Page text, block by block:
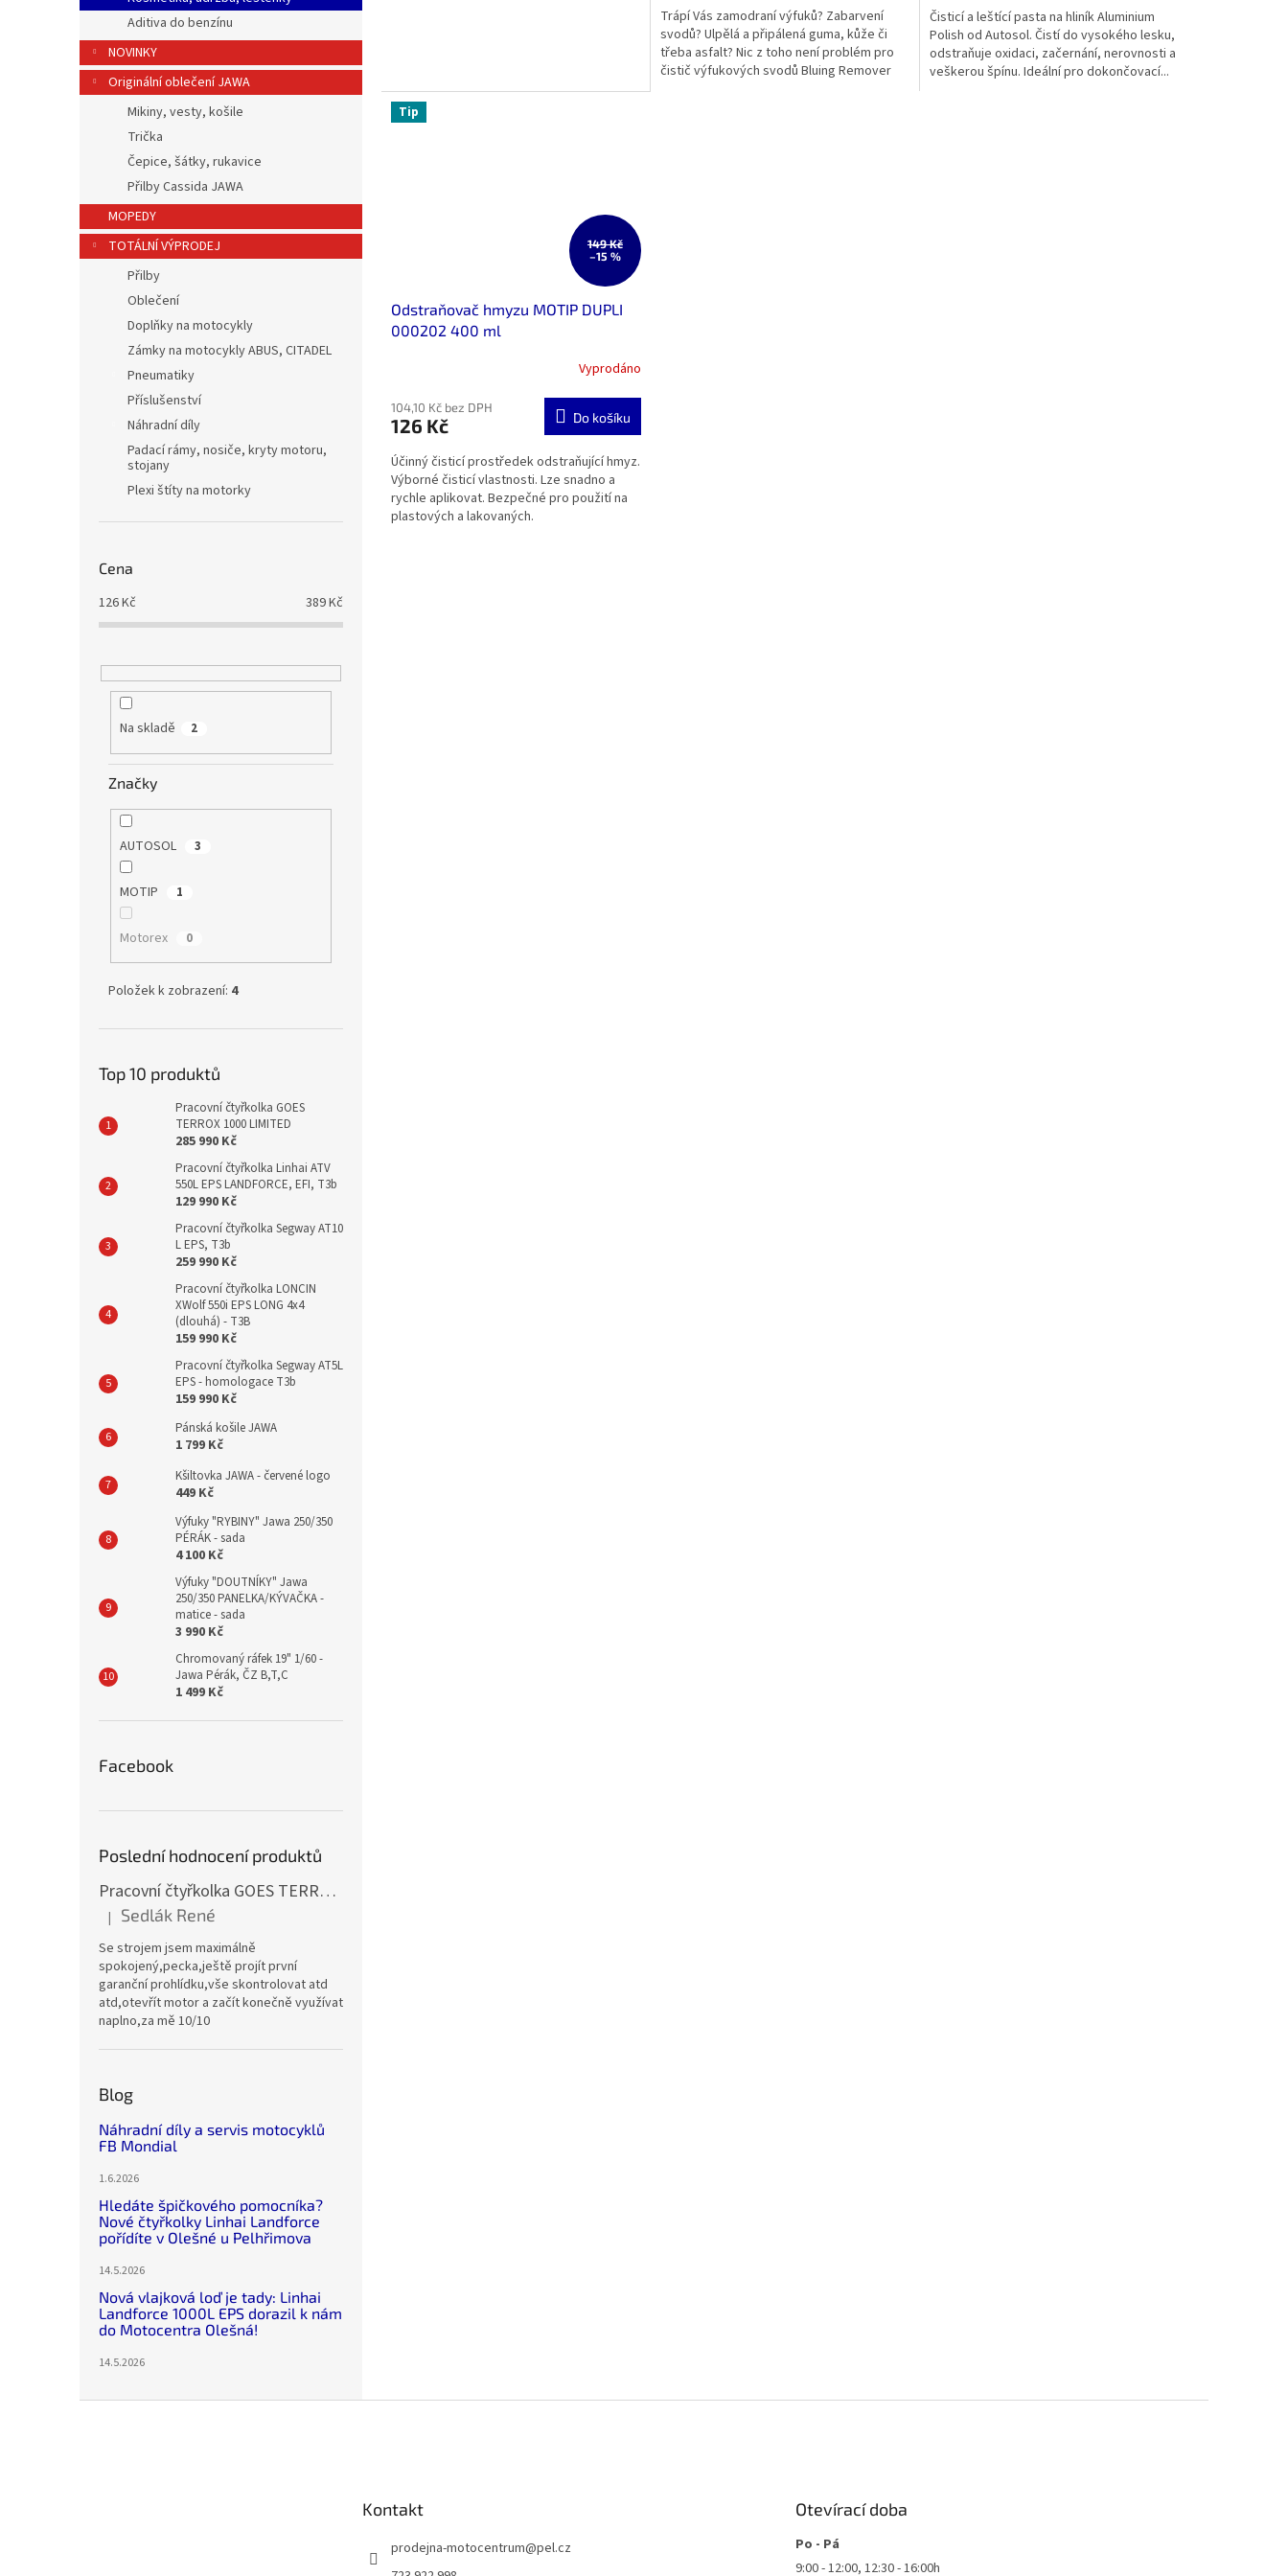
Aditiva do benzínu
NOVINKY
Originální oblečení JAWA
Mikiny, vesty, košile
Trička
Čepice, šátky, rukavice
Přilby Cassida JAWA
MOPEDY
TOTÁLNÍ VÝPRODEJ
Přilby
Oblečení
Doplňky na motocykly
Zámky na motocykly ABUS, CITADEL
Pneumatiky
Příslušenství
Náhradní díly
Padací rámy, nosiče, kryty motoru,
stojany
Plexi štíty na motorky
Cena
126Kč 389Kč
Na skladě 2
Značky
AUTOSOL 3
MOTIP 1
Motorex 0
Položek k zobrazení: 4
Top 10 produktů
Pracovní čtyřkolka GOES
TERROX 1000 LIMITED
285 990 Kč
Pracovní čtyřkolka Linhai ATV
550L EPS LANDFORCE, EFI, T3b
129 990 Kč
Pracovní čtyřkolka Segway AT10
L EPS, T3b
259 990 Kč
Pracovní čtyřkolka LONCIN
XWolf 550i EPS LONG 4x4
(dlouhá) - T3B
159 990 Kč
Pracovní čtyřkolka Segway AT5L
EPS - homologace T3b
159 990 Kč
Pánská košile JAWA
1 799 Kč
Kšiltovka JAWA - červené logo
449 Kč
Výfuky "RYBINY" Jawa 250/350
PÉRÁK - sada
4 100 Kč
Výfuky "DOUTNÍKY" Jawa
250/350 PANELKA/KÝVAČKA -
matice - sada
3 990 Kč
Chromovaný ráfek 19" 1/60 -
Jawa Pérák, ČZ B,T,C
1 499 Kč
Facebook
Poslední hodnocení produktů
Pracovní čtyřkolka GOES TERROX 400 T3B
Hodnocení produktu je 5 z 5 hvězdiček.
| Sedlák René
Se strojem jsem maximálně
spokojený,pecka,ještě projít první
garanční prohlídku,vše skontrolovat atd
atd,otevřít motor a začít konečně využívat
naplno,za mě 10/10
Blog
Náhradní díly a servis motocyklů
FB Mondial
1.6.2026
Hledáte špičkového pomocníka?
Nové čtyřkolky Linhai Landforce
pořídíte v Olešné u Pelhřimova
14.5.2026
Nová vlajková loď je tady: Linhai
Landforce 1000L EPS dorazil k nám
do Motocentra Olešná!
14.5.2026
Trápí Vás zamodraní výfuků? Zabarvení
svodů? Ulpělá a připálená guma, kůže či
třeba asfalt? Nic z toho není problém pro
čistič výfukových svodů Bluing Remover
Čisticí a leštící pasta na hliník Aluminium
Polish od Autosol. Čistí do vysokého lesku,
odstraňuje oxidaci, začernání, nerovnosti a
veškerou špínu. Ideální pro dokončovací...
Tip
149 Kč
–15 %
Odstraňovač hmyzu MOTIP DUPLI
000202 400 ml
Vyprodáno
104,10 Kč bez DPH
126 Kč Do košíku
Účinný čisticí prostředek odstraňující hmyz.
Výborné čisticí vlastnosti. Lze snadno a
rychle aplikovat. Bezpečné pro použití na
plastových a lakovaných.
Kontakt
prodejna-motocentrum@pel.cz
Otevírací doba
Po - Pá
9:00 - 12:00, 12:30 - 16:00h